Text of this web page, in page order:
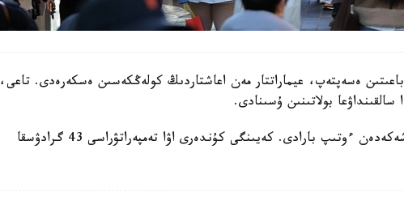
ەسەپتەپ، عيماراتتار مەن اعاشتاردىڭ كولەڭكەسىن ەسكەرەدى. تاعى،
بولاتىنىن ۇسىنادى.
ايتا كەتەيىك، ەلدە اپتاپ ىستىق شەكەدەن ءوتىپ بارادى. كەيىنگى كۇندەرى اۋا تەمپەراتۋراسى 43 گرادۋسقا